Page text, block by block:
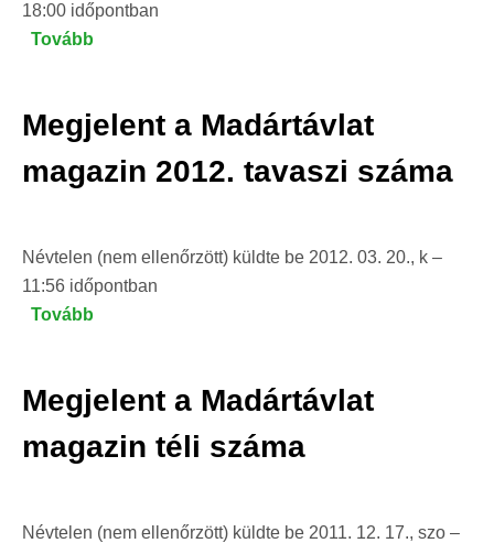
18:00 időpontban
Tovább
magazin
nyári
Megjelent a Madártávlat
magazin 2012. tavaszi száma
Névtelen (nem ellenőrzött) küldte be 2012. 03. 20., k –
11:56 időpontban
Tovább
magazin
tavaszi
Megjelent a Madártávlat
magazin téli száma
Névtelen (nem ellenőrzött) küldte be 2011. 12. 17., szo –